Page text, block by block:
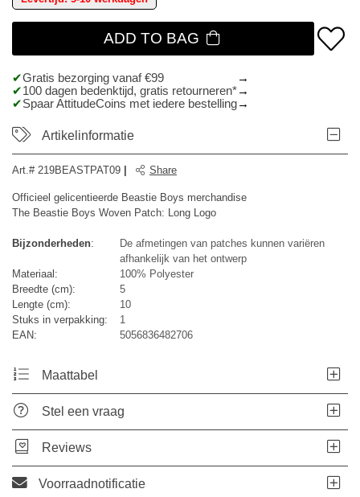
ADD TO BAG
Gratis bezorging vanaf €99
100 dagen bedenktijd, gratis retourneren*
Spaar AttitudeCoins met iedere bestelling
Artikelinformatie
Art.# 219BEASTPAT09 Share
Officieel gelicentieerde Beastie Boys merchandise
The Beastie Boys Woven Patch: Long Logo
Bijzonderheden:
De afmetingen van patches kunnen variëren
afhankelijk van het ontwerp
Materiaal:
100% Polyester
Breedte (cm):
5
Lengte (cm):
10
Stuks in verpakking:
1
EAN:
5056836482706
Maattabel
Stel een vraag
Reviews
Voorraadnotificatie